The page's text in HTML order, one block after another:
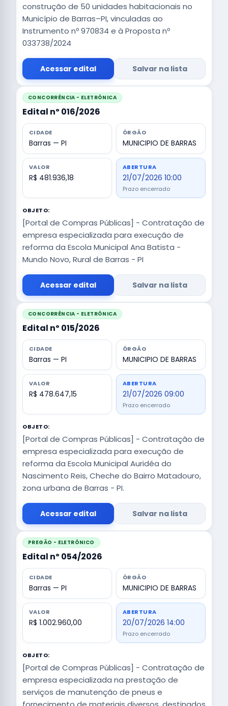
construção de 50 unidades habitacionais no
Município de Barras–PI, vinculadas ao
Instrumento nº 970834 e à Proposta nº
033738/2024
Acessar edital Salvar na lista
CONCORRÊNCIA - ELETRÔNICA
Edital nº 016/2026
CIDADE
Barras — PI
ÓRGÃO
MUNICIPIO DE BARRAS
VALOR
R$ 481.936,18
ABERTURA
21/07/2026 10:00
Prazo encerrado
OBJETO:
[Portal de Compras Públicas] - Contratação de
empresa especializada para execução de
reforma da Escola Municipal Ana Batista -
Mundo Novo, Rural de Barras - PI
Acessar edital Salvar na lista
CONCORRÊNCIA - ELETRÔNICA
Edital nº 015/2026
CIDADE
Barras — PI
ÓRGÃO
MUNICIPIO DE BARRAS
VALOR
R$ 478.647,15
ABERTURA
21/07/2026 09:00
Prazo encerrado
OBJETO:
[Portal de Compras Públicas] - Contratação de
empresa especializada para execução de
reforma da Escola Municipal Auridéa do
Nascimento Reis, Cheche do Bairro Matadouro,
zona urbana de Barras - PI.
Acessar edital Salvar na lista
PREGÃO - ELETRÔNICO
Edital nº 054/2026
CIDADE
Barras — PI
ÓRGÃO
MUNICIPIO DE BARRAS
VALOR
R$ 1.002.960,00
ABERTURA
20/07/2026 14:00
Prazo encerrado
OBJETO:
[Portal de Compras Públicas] - Contratação de
empresa especializada na prestação de
serviços de manutenção de pneus e